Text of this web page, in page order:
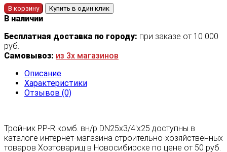
В корзину Купить в один клик
В наличии
Бесплатная доставка по городу: при заказе от 10 000
руб.
Самовывоз: из 3х магазинов
Описание
Характеристики
Отзывов (0)
Тройник PP-R комб. вн/р DN25х3/4'х25 доступны в
каталоге интернет-магазина строительно-хозяйственных
товаров Хозтоварищ в Новосибирске по цене от 50 руб.